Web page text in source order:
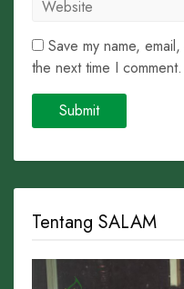
Save my name,
the next time I comment.
Tentang SALAM